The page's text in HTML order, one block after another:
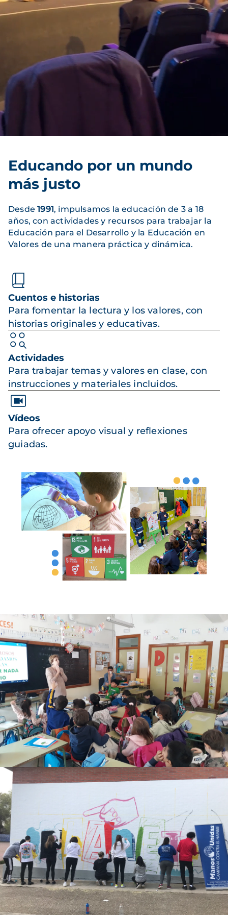
Educando por un mundo
más justo
Desde1991, impulsamos la educación de 3 a 18
años, con actividades y recursos para trabajar la
Educación para el Desarrollo y la Educación en
Valores de una manera práctica y dinámica.
Cuentos e historias
Para fomentar la lectura y los valores, con
historias originales y educativas.
Actividades
Para trabajar temas y valores en clase, con
instrucciones y materiales incluidos.
Vídeos
Para ofrecer apoyo visual y reflexiones
guiadas.